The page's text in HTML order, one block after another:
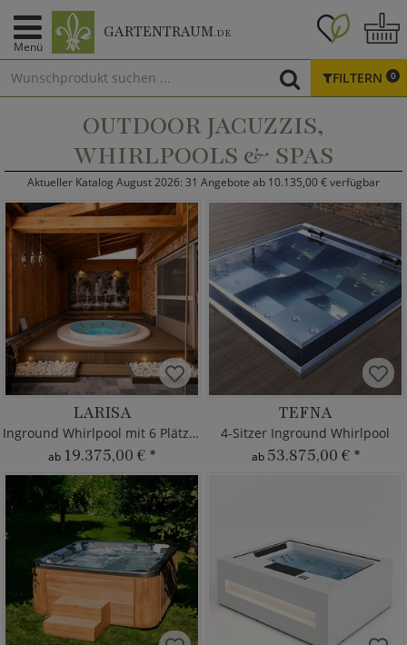
Menü
GARTENTRAUM.DE
FILTERN 0
OUTDOOR JACUZZIS,
WHIRLPOOLS & SPAS
Aktueller Katalog August 2026: 31 Angebote ab 10.135,00 € verfügbar
LARISA
Inground Whirlpool mit 6 Plätzen
ab 19.375,00 € *
TEFNA
4-Sitzer Inground Whirlpool
ab 53.875,00 € *